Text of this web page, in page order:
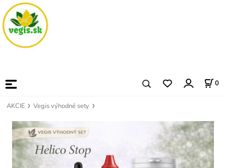
0
AKCIE Vegis výhodné sety